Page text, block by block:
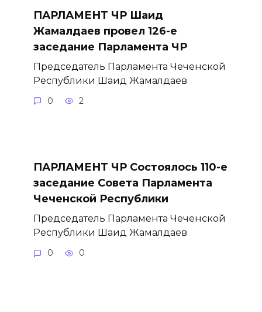
ПАРЛАМЕНТ ЧР Шаид
Жамалдаев провел 126-е
заседание Парламента ЧР
Председатель Парламента Чеченской
Республики Шаид Жамалдаев
0 2
ПАРЛАМЕНТ ЧР Состоялось 110-е
заседание Совета Парламента
Чеченской Республики
Председатель Парламента Чеченской
Республики Шаид Жамалдаев
0 0